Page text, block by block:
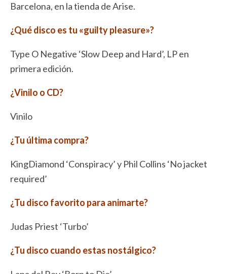
Barcelona, en la tienda de Arise.
¿Qué disco es tu «guilty pleasure»?
Type O Negative ‘Slow Deep and Hard’, LP en
primera edición.
¿Vinilo o CD?
Vinilo
¿Tu última compra?
KingDiamond ‘Conspiracy’ y Phil Collins ‘No jacket
required’
¿Tu disco favorito para animarte?
Judas Priest ‘Turbo’
¿Tu disco cuando estas nostálgico?